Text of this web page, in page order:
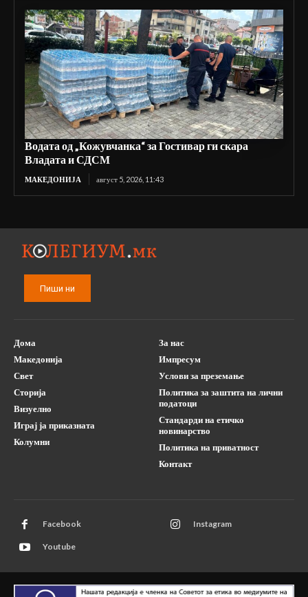
Водата од „Кожувчанка“ за Гостивар ги скара
Владата и СДСМ
МАКЕДОНИЈА август 5, 2026, 11:43
Пиши ни
Дома
Македонија
Свет
Сторија
Визуелно
Играј ја приказната
Колумни
За нас
Импресум
Услови за преземање
Политика за заштита на лични
податоци
Стандарди на етичко
новинарство
Политика на приватност
Контакт
Facebook Instagram
Youtube